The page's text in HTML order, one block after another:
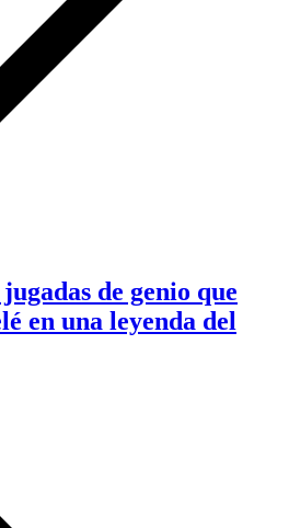
de genio que
en una leyenda del